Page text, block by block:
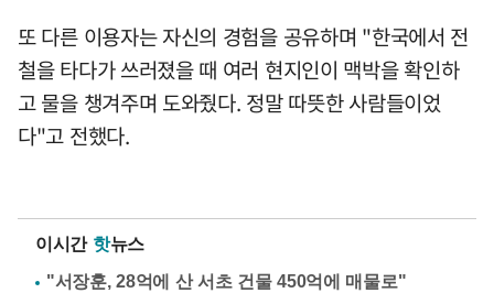
또 다른 이용자는 자신의 경험을 공유하며 "한국에서 전
철을 타다가 쓰러졌을 때 여러 현지인이 맥박을 확인하
고 물을 챙겨주며 도와줬다. 정말 따뜻한 사람들이었
다"고 전했다.
이시간 핫뉴스
"서장훈, 28억에 산 서초 건물 450억에 매물로"